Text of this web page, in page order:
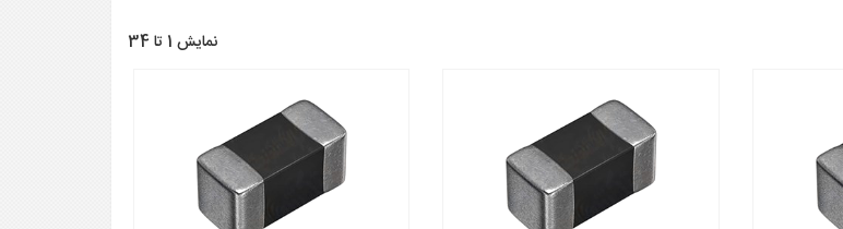
نمایش 1 تا 34